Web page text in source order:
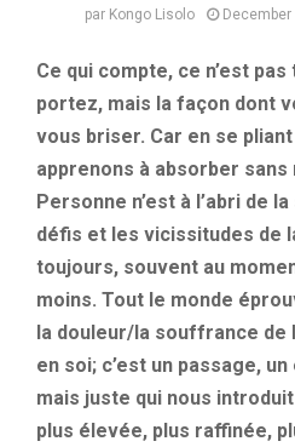
par Kongo Lisolo
Ce qui compte, ce n’est
portez, mais la façon dont
vous briser. Car en se
apprenons à absorber
Personne n’est à l’abri de
défis et les vicissitudes de
toujours, souvent au
moins. Tout le monde
la douleur/la souffrance de
en soi; c’est un passage,
mais juste qui nous
plus élevée, plus raffinée,